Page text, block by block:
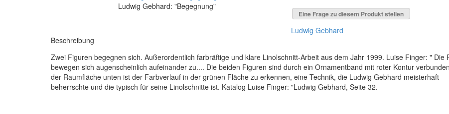
Ludwig Gebhard: "Begegnung"
Eine Frage zu diesem Produkt stellen
Ludwig Gebhard
Beschreibung
Zwei Figuren begegnen sich. Außerordentlich farbräftige und klare Linolschnitt-Arbeit aus dem Jahr 1999. Luise Finger: " Die
bewegen sich augenscheinlich aufeinander zu.... Die beiden Figuren sind durch ein Ornamentband mit roter Kontur
der Raumfläche unten ist der Farbverlauf in der grünen Fläche zu erkennen, eine Technik, die Ludwig Gebhard meisterhaft
beherrschte und die typisch für seine Linolschnitte ist. Katalog Luise Finger: "Ludwig Gebhard, Seite 32.